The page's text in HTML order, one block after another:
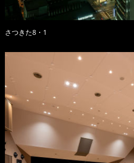
さつきた8・1